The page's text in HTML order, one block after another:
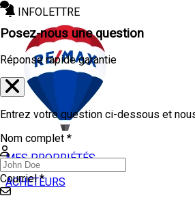
INFOLETTRE
MES PROPRIÉTÉS
ACHETEURS
Posez-nous une question
Réponse rapide garantie
Entrez votre question ci-dessous et
Nom complet *
Courriel *